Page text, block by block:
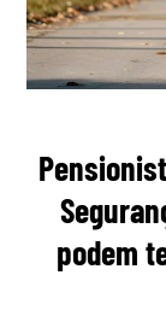
podem